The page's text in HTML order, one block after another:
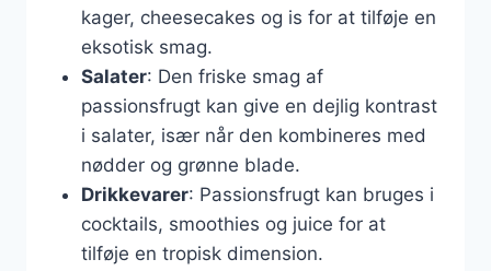
kager, cheesecakes og is for at tilføje en
eksotisk smag.
Salater: Den friske smag af
passionsfrugt kan give en dejlig kontrast
i salater, især når den kombineres med
nødder og grønne blade.
Drikkevarer: Passionsfrugt kan bruges i
cocktails, smoothies og juice for at
tilføje en tropisk dimension.